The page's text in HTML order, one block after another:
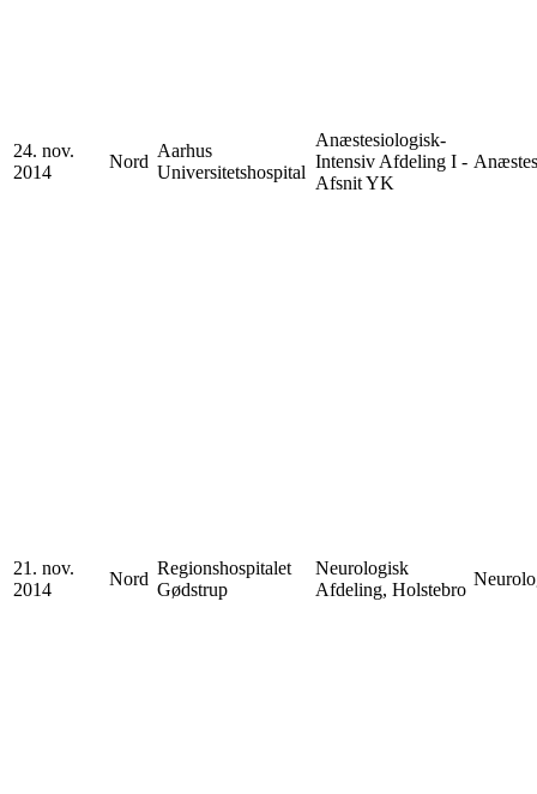
24. nov.
2014
Nord
Aarhus
Universitetshospital
Anæstesiologisk-
Intensiv Afdeling I -
Afsnit YK
21. nov.
2014
Nord
Regionshospitalet
Gødstrup
Neurologisk
Afdeling, Holstebro